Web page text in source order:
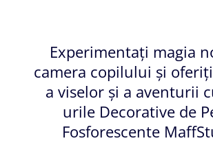
Experimentați magia
camera copilului și
a viselor și a aventurii
urile Decorative de
Fosforescente